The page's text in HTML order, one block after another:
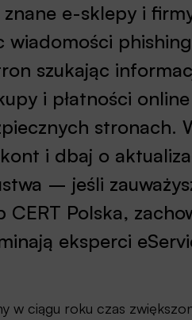
e-sklepy i
wiadomości
szukając
i płatności
stronach.
i dbaj o
– jeśli
Polska,
eksperci
w ciągu roku czas